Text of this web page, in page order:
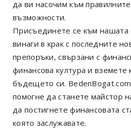
да ви насочим към
възможности.
Присъединете се към
винаги в крак с последните
препоръки, свързани с
финансова култура и вземете
бъдещето си.
помогне да станете майстор
да постигнете финансовата
която заслужавате.